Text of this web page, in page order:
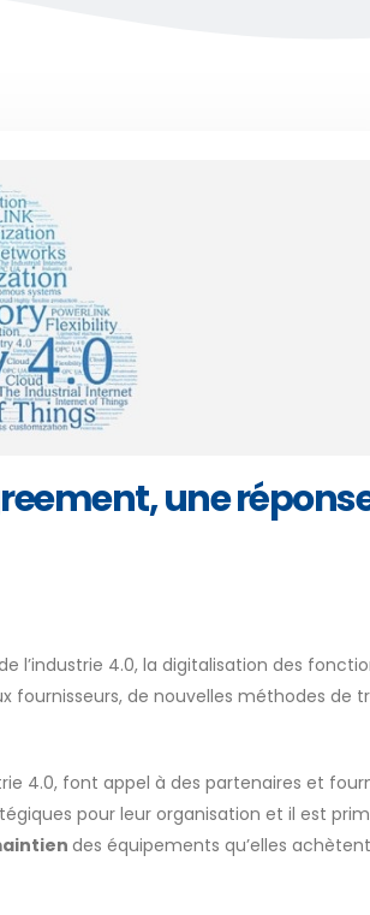
une
l’industrie 4.0, la digitalisation des
fournisseurs, de nouvelles méthodes de
4.0, font appel à des partenaires et
pour leur organisation et il est
des équipements qu’elles